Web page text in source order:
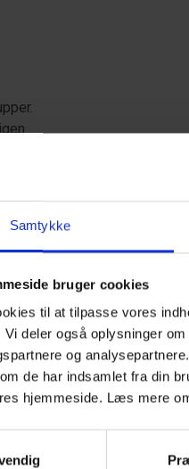
Samtykke
bruger cookies
til at tilpasse vores
deler også oplysninger
og
de har indsamlet fra din
hjemmeside. Læs mere
180x200 cm. 1 med 1
og højstol fra kontoret.
kan tilkøbes.
Supermarked Storkøb
ca. 10 km fra Vejers.